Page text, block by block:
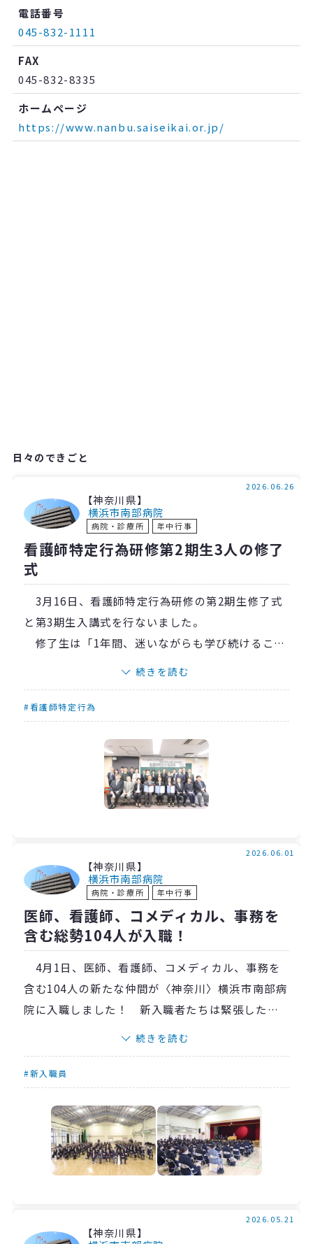
電話番号
045-832-1111
FAX
045-832-8335
ホームページ
https://www.nanbu.saiseikai.or.jp/
日々のできごと
【神奈川県】
横浜市南部病院
病院・診療所 年中行事
2026.06.26
看護師特定行為研修第2期生3人の修了
式
3月16日、看護師特定行為研修の第2期生修了式
と第3期生入講式を行ないました。
修了生は「1年間、迷いながらも学び続けること
ができた」と振り返り、支えてくれた周囲への感
「患者さんをより深く理解して、根拠を持った看
護を届けたい」とこれからの学びへの意欲が伝え
修了生は学びを現場で生かし、入講生はこれか
ら知識を積み重ねながら、共にチーム医療に貢献
できる存在へと成長していくことが期待されます。
続きを読む
#看護師特定行為
【神奈川県】
横浜市南部病院
病院・診療所 年中行事
2026.06.01
医師、看護師、コメディカル、事務を
含む総勢104人が入職！
4月1日、医師、看護師、コメディカル、事務を
含む104人の新たな仲間が〈神奈川〉横浜市南部病
院に入職しました！ 新入職者たちは緊張した面
持ちを見せていましたが、受付のすぐ横に飾られ
少しだけ緊張がほぐれた様子でした。
入職式では猿渡力院長をはじめ、経営幹部から
挨拶があり新入職者に向けての激励が贈られまし
た。入職式の後、2日間にわたって行なわれた新採
用者オリエンテーションでは隣の人との自己紹介
から始まり、頭と体を使った企画を行ないまし
てさらにブラッシュアップしたものにする様子が
見られました。
続きを読む
#新入職員
【神奈川県】
2026.05.21